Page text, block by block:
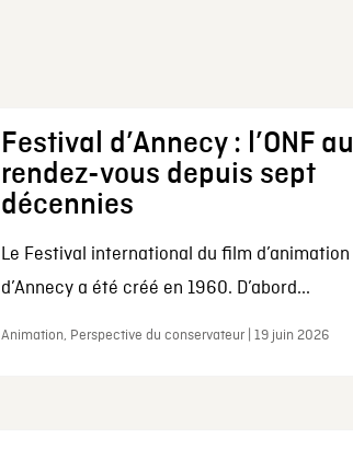
Festival d’Annecy : l’ONF au
rendez-vous depuis sept
décennies
Le Festival international du film d’animation
d’Annecy a été créé en 1960. D’abord...
Animation, Perspective du conservateur | 19 juin 2026